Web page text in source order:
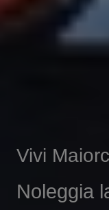
Vivi
Noleggia